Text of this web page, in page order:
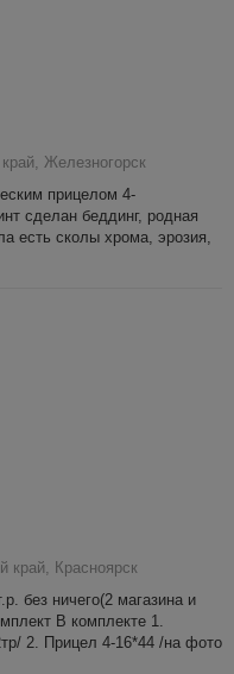
Железногорск
прицелом 4-
сделан беддинг, родная
есть сколы хрома, эрозия,
край, Красноярск
без ничего(2 магазина и
В комплекте 1.
2. Прицел 4-16*44 /на фото